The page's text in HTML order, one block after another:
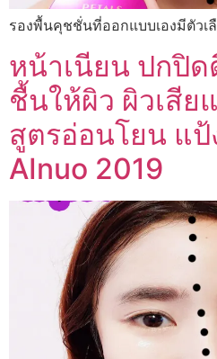
รองพื้นคุชชั่นที่ออกแบบเองมีตัว
หน้าเนียน ปกปิ
ชื้นให้ผิว ผิวเสีย
สูตรอ่อนโยน แ
AInuo 2019